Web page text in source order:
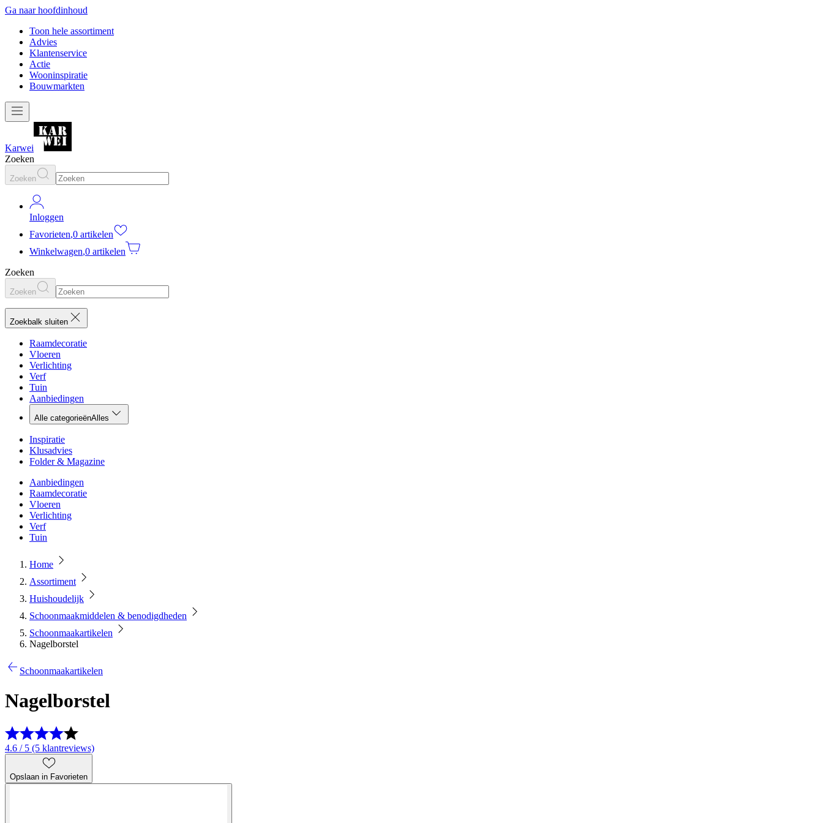
Ga naar hoofdinhoud
Toon hele assortiment
Advies
Klantenservice
Actie
Wooninspiratie
Bouwmarkten
Karwei
Zoeken
Zoeken
Inloggen
Favorieten,0 artikelen
Winkelwagen,0 artikelen
Zoeken
Zoeken
Zoekbalk sluiten
Raamdecoratie
Vloeren
Verlichting
Verf
Tuin
Aanbiedingen
Alle categorieënAlles
Inspiratie
Klusadvies
Folder & Magazine
Aanbiedingen
Raamdecoratie
Vloeren
Verlichting
Verf
Tuin
Home
Assortiment
Huishoudelijk
Schoonmaakmiddelen & benodigdheden
Schoonmaakartikelen
Nagelborstel
Schoonmaakartikelen
Nagelborstel
4.6 / 5 (5 klantreviews)
Opslaan in Favorieten